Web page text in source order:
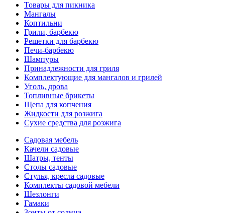
Товары для пикника
Мангалы
Коптильни
Грили, барбекю
Решетки для барбекю
Печи-барбекю
Шампуры
Принадлежности для гриля
Комплектующие для мангалов и грилей
Уголь, дрова
Топливные брикеты
Щепа для копчения
Жидкости для розжига
Сухие средства для розжига
Садовая мебель
Качели садовые
Шатры, тенты
Столы садовые
Стулья, кресла садовые
Комплекты садовой мебели
Шезлонги
Гамаки